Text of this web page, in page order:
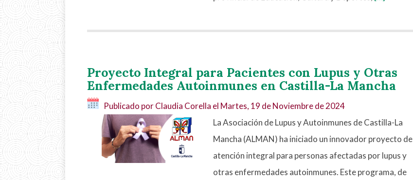
Proyecto Integral para Pacientes con Lupus y Otras
Enfermedades Autoinmunes en Castilla-La Mancha
Publicado por Claudia Corella el Martes, 19 de Noviembre de 2024
La Asociación de Lupus y Autoinmunes de Castilla-La
Mancha (ALMAN) ha iniciado un innovador proyecto de
atención integral para personas afectadas por lupus y
otras enfermedades autoinmunes. Este programa, de